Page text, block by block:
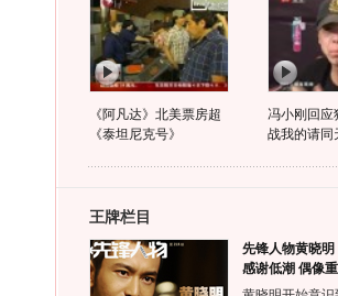
《阿凡达》北美票房超
《泰坦尼克号》
冯小刚回应
战我的请同
王牌栏目
先锋人物黄晓明
感谢低潮 偶像